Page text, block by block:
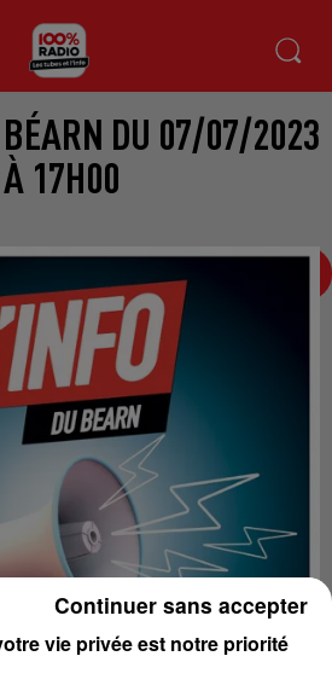
BÉARN DU 07/07/2023
À 17H00
vie privée est notre priorité
Continuer sans accepter